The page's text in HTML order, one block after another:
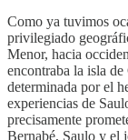
Como ya tuvimos
privilegiado
Menor, hacia
encontraba la isla
determinada por el
experiencias de
precisamente
Bernabé, Saulo y el